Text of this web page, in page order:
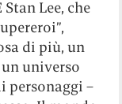
Lee, che
di più, un
universo
–